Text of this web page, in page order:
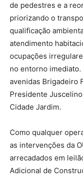
de pedestres e a
priorizando o
qualificação
atendimento
ocupações
no entorno imediato.
avenidas Brigadeiro
Presidente
Cidade Jardim.
Como qualquer
as intervenções da
arrecadados em
Adicional de